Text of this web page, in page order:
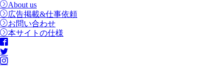
About us
広告掲載&仕事依頼
お問い合わせ
本サイトの仕様